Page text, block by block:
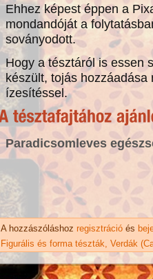
Ehhez képest éppen a
mondandóját a
soványodott.
Hogy a tésztáról is essen
készült, tojás
ízesítéssel.
Paradicsomleves
A hozzászóláshoz regisztráció és
Figurális és forma tészták Verdák